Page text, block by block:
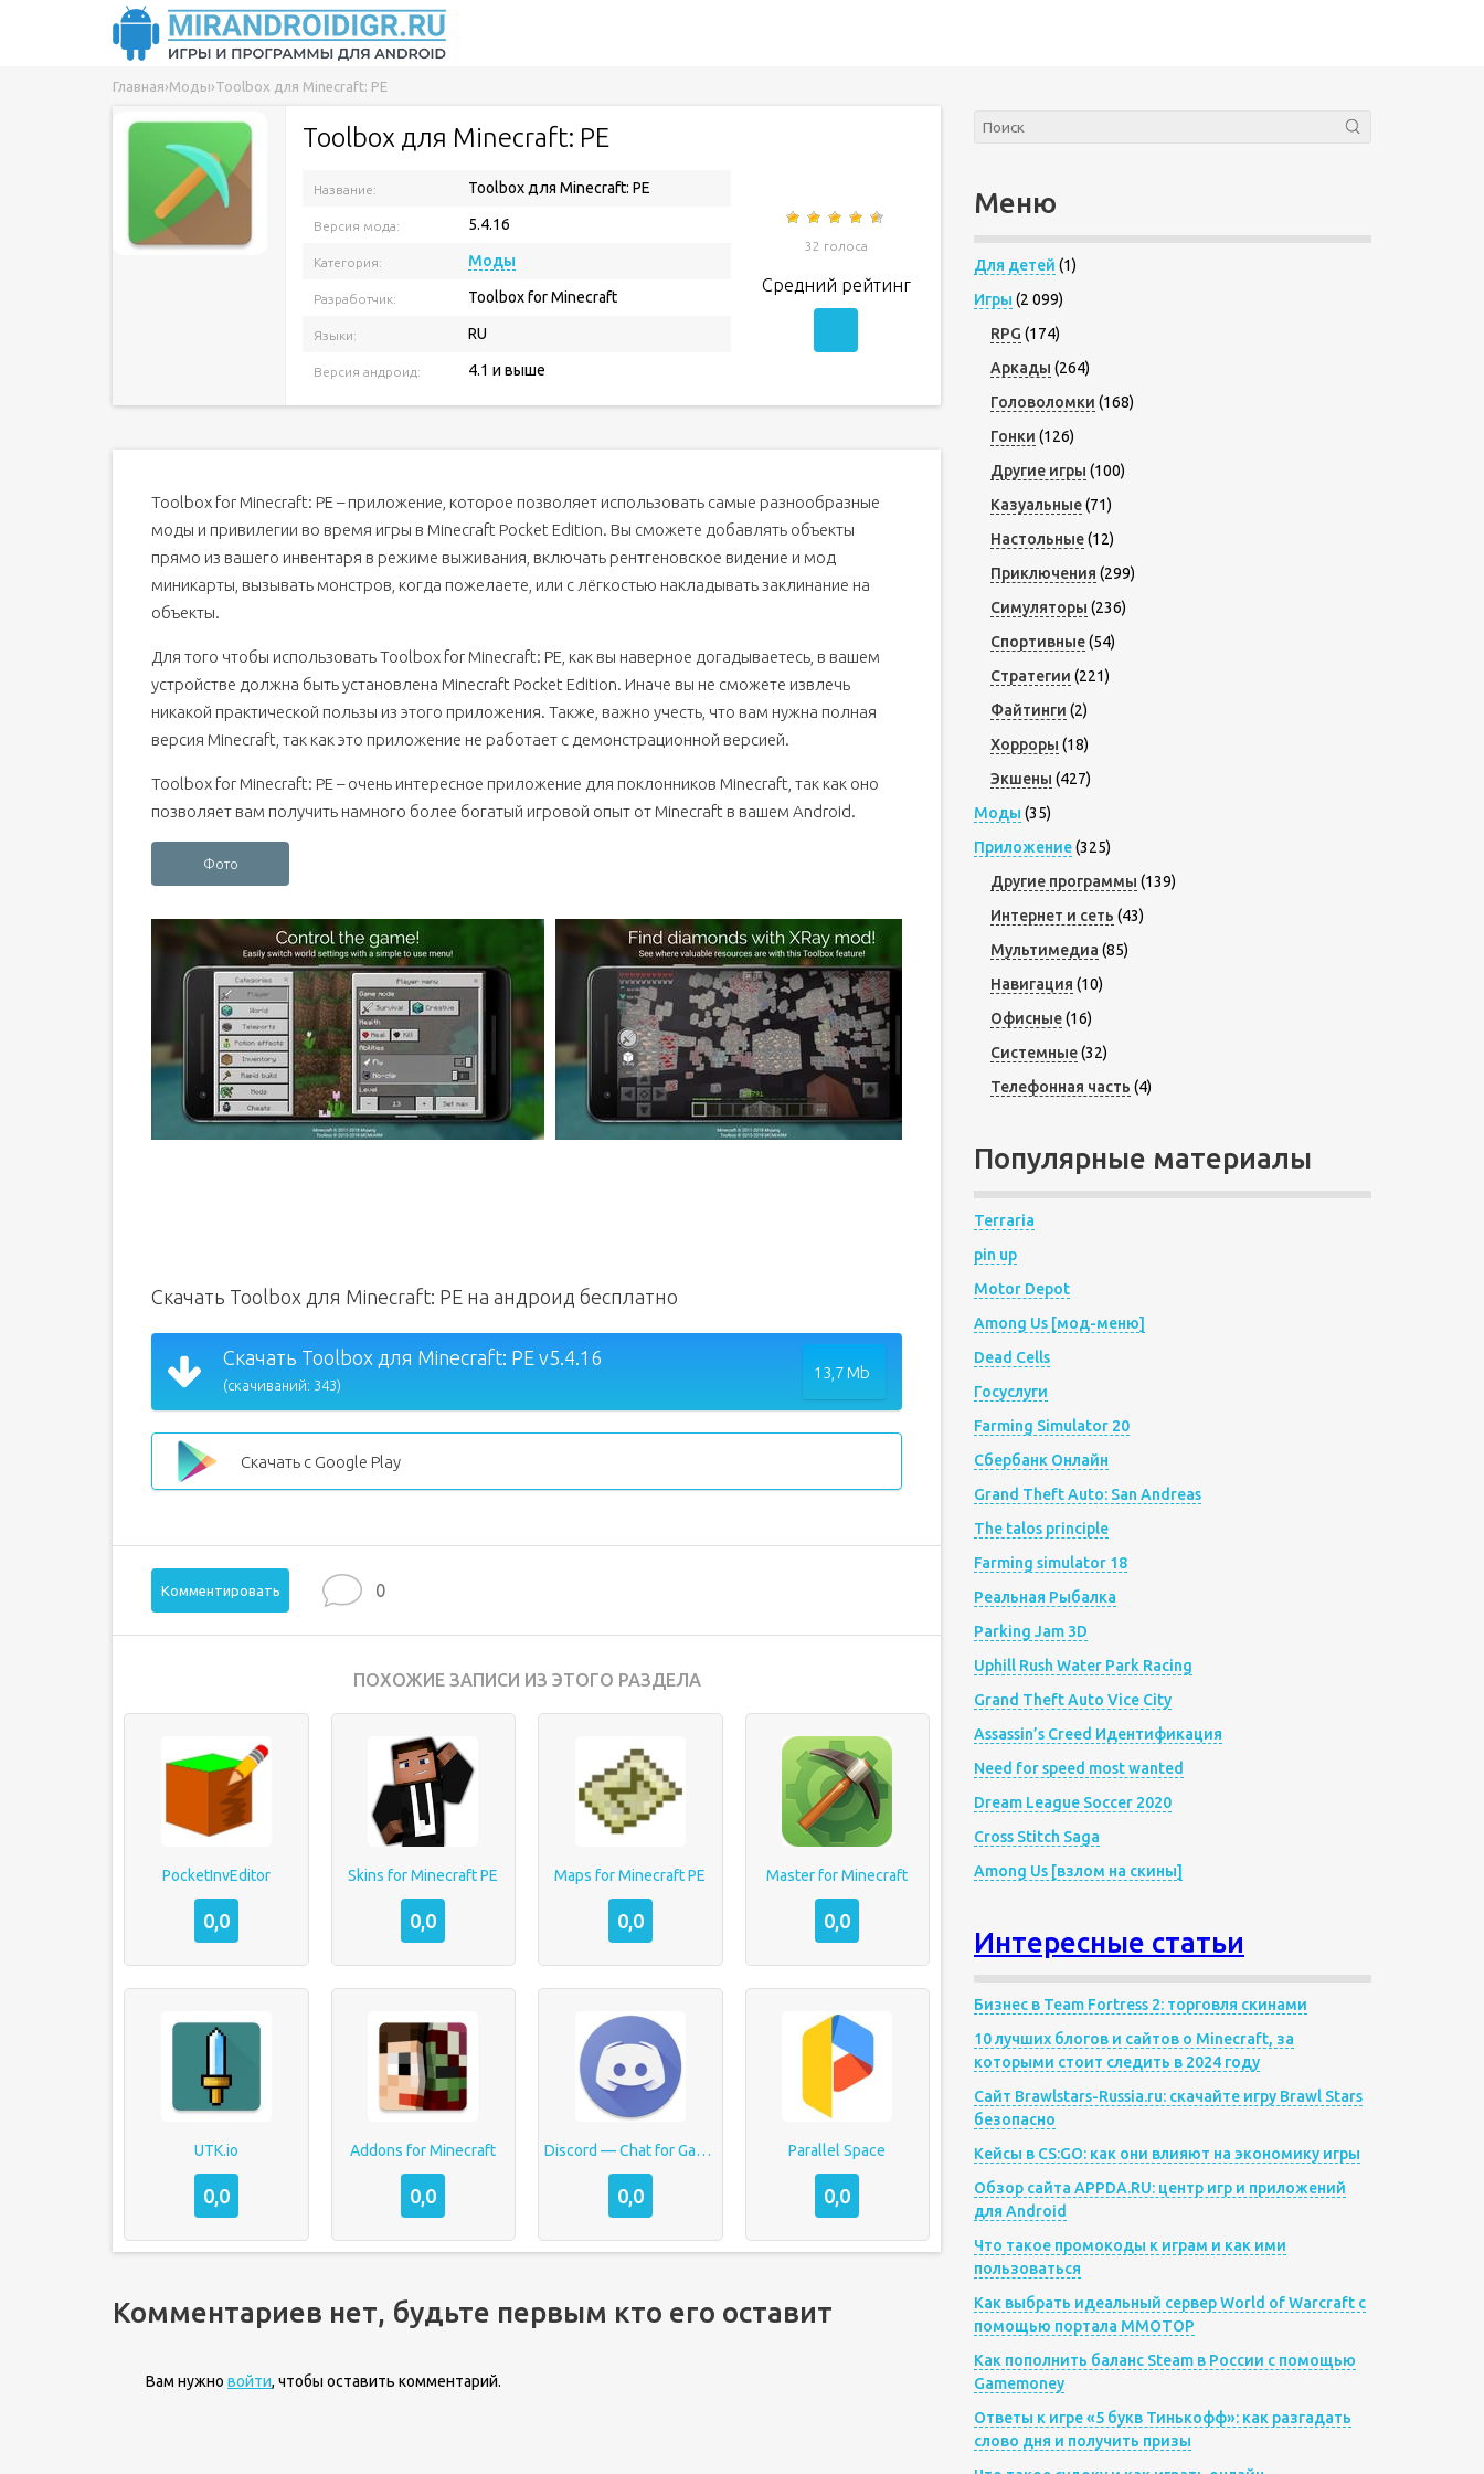
Главная›Моды›Toolbox для Minecraft: PE
Toolbox для Minecraft: PE
Название: Toolbox для Minecraft: PE
Версия мода: 5.4.16
Категория: Моды
Разработчик: Toolbox for Minecraft
Языки: RU
Версия андроид: 4.1 и выше
32 голоса
Средний рейтинг
Toolbox for Minecraft: PE – приложение, которое позволяет использовать самые разнообразные
моды и привилегии во время игры в Minecraft Pocket Edition. Вы сможете добавлять объекты
прямо из вашего инвентаря в режиме выживания, включать рентгеновское видение и мод
миникарты, вызывать монстров, когда пожелаете, или с лёгкостью накладывать заклинание на
объекты.
Для того чтобы использовать Toolbox for Minecraft: PE, как вы наверное догадываетесь, в вашем
устройстве должна быть установлена Minecraft Pocket Edition. Иначе вы не сможете извлечь
никакой практической пользы из этого приложения. Также, важно учесть, что вам нужна полная
версия Minecraft, так как это приложение не работает с демонстрационной версией.
Toolbox for Minecraft: PE – очень интересное приложение для поклонников Minecraft, так как оно
позволяет вам получить намного более богатый игровой опыт от Minecraft в вашем Android.
Фото
Скачать Toolbox для Minecraft: PE на андроид бесплатно
Скачать Toolbox для Minecraft: PE v5.4.16
(скачиваний: 343)
13,7 Mb
Скачать с Google Play
Комментировать 0
ПОХОЖИЕ ЗАПИСИ ИЗ ЭТОГО РАЗДЕЛА
PocketInvEditor
0,0
Skins for Minecraft PE
0,0
Maps for Minecraft PE
0,0
Master for Minecraft
0,0
UTK.io
0,0
Addons for Minecraft
0,0
Discord — Chat for Gamers by
0,0
Parallel Space
0,0
Комментариев нет, будьте первым кто его оставит
Вам нужно войти, чтобы оставить комментарий.
Меню
Для детей (1)
Игры (2 099)
RPG (174)
Аркады (264)
Головоломки (168)
Гонки (126)
Другие игры (100)
Казуальные(71)
Настольные(12)
Приключения (299)
Симуляторы (236)
Спортивные(54)
Стратегии (221)
Файтинги (2)
Хорроры (18)
Экшены (427)
Моды (35)
Приложение(325)
Другие программы (139)
Интернет и сеть (43)
Мультимедиа (85)
Навигация (10)
Офисные(16)
Системные(32)
Телефонная часть (4)
Популярные материалы
Terraria
pin up
Motor Depot
Among Us [мод-меню]
Dead Cells
Госуслуги
Farming Simulator 20
Сбербанк Онлайн
Grand Theft Auto: San Andreas
The talos principle
Farming simulator 18
Реальная Рыбалка
Parking Jam 3D
Uphill Rush Water Park Racing
Grand Theft Auto Vice City
Assassin’s Creed Идентификация
Need for speed most wanted
Dream League Soccer 2020
Cross Stitch Saga
Among Us [взлом на скины]
Интересные статьи
Бизнес в Team Fortress 2: торговля скинами
10 лучших блогов и сайтов о Minecraft, за
которыми стоит следить в 2024 году
Сайт Brawlstars-Russia.ru: скачайте игру Brawl Stars
безопасно
Кейсы в CS:GO: как они влияют на экономику игры
Обзор сайта APPDA.RU: центр игр и приложений
для Android
Что такое промокоды к играм и как ими
пользоваться
Как выбрать идеальный сервер World of Warcraft с
помощью портала MMOTOP
Как пополнить баланс Steam в России с помощью
Gamemoney
Ответы к игре «5 букв Тинькофф»: как разгадать
слово дня и получить призы